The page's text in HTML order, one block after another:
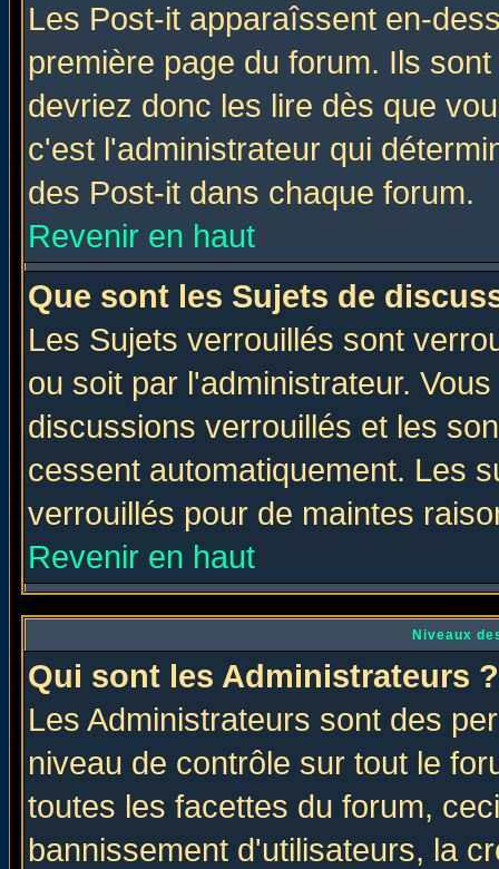
Les Post-it apparaîssent en-
première page du forum. Ils
devriez donc les lire dès que
c'est l'administrateur qui
des Post-it dans chaque forum.
Revenir en haut
Que sont les Sujets de
Les Sujets verrouillés sont
ou soit par l'administrateur.
discussions verrouillés et les
cessent automatiquement. Les
verrouillés pour de maintes
Revenir en haut
Niveaux
Qui sont les Administrateurs ?
Les Administrateurs sont des
niveau de contrôle sur tout le
toutes les facettes du forum,
bannissement d'utilisateurs, la